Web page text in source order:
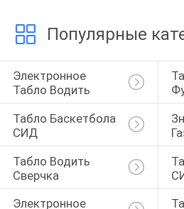
Популярные
Электронное
Табло Водить
Табло Баскетбола
СИД
Табло Водить
Сверчка
Электронное